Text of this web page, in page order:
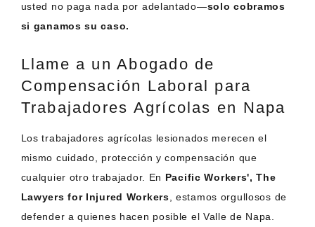
usted no paga nada por adelantado—solo cobramos
si ganamos su caso.
Llame a un Abogado de
Compensación Laboral para
Trabajadores Agrícolas en Napa
Los trabajadores agrícolas lesionados merecen el
mismo cuidado, protección y compensación que
cualquier otro trabajador. En Pacific Workers', The
Lawyers for Injured Workers , estamos orgullosos de
defender a quienes hacen posible el Valle de Napa.